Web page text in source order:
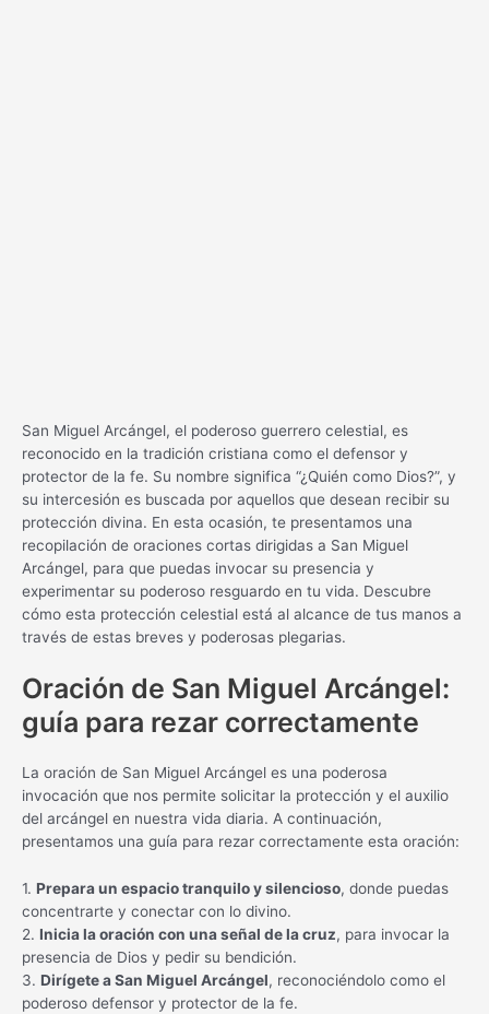
San Miguel Arcángel, el poderoso guerrero celestial, es
reconocido en la tradición cristiana como el defensor y
protector de la fe. Su nombre significa “¿Quién como Dios?”, y
su intercesión es buscada por aquellos que desean recibir su
protección divina. En esta ocasión, te presentamos una
recopilación de oraciones cortas dirigidas a San Miguel
Arcángel, para que puedas invocar su presencia y
experimentar su poderoso resguardo en tu vida. Descubre
cómo esta protección celestial está al alcance de tus manos a
través de estas breves y poderosas plegarias.
Oración de San Miguel Arcángel:
guía para rezar correctamente
La oración de San Miguel Arcángel es una poderosa
invocación que nos permite solicitar la protección y el auxilio
del arcángel en nuestra vida diaria. A continuación,
presentamos una guía para rezar correctamente esta oración:
1. Prepara un espacio tranquilo y silencioso, donde puedas
concentrarte y conectar con lo divino.
2. Inicia la oración con una señal de la cruz, para invocar la
presencia de Dios y pedir su bendición.
3. Dirígete a San Miguel Arcángel, reconociéndolo como el
poderoso defensor y protector de la fe.